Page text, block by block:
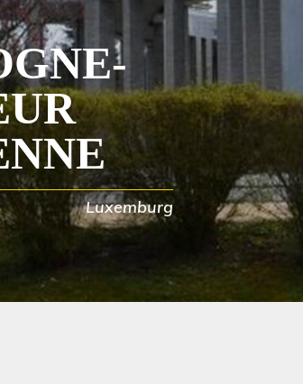
Luxemburg